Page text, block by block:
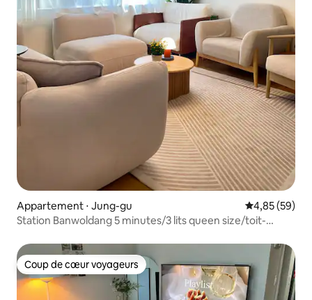
Appartement ⋅ Jung-gu Évaluation
4,85 (59)
Station Banwoldang 5 minutes/3 lits queen size/toit-
ro
Coup de cœur voyageurs
Coup de cœur voyageurs